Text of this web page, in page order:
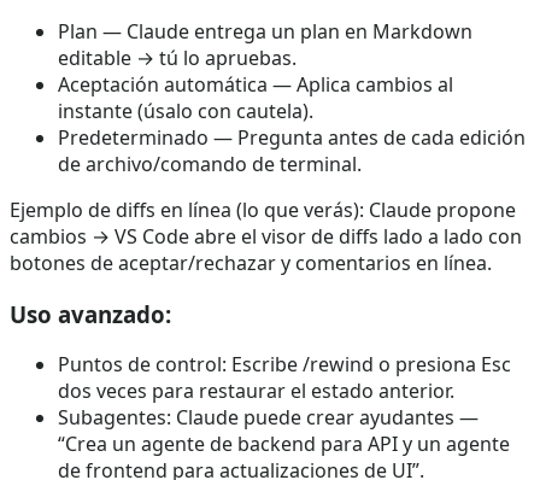
Plan — Claude entrega un plan en Markdown
editable → tú lo apruebas.
Aceptación automática — Aplica cambios al
instante (úsalo con cautela).
Predeterminado — Pregunta antes de cada edición
de archivo/comando de terminal.
Ejemplo de diffs en línea (lo que verás): Claude propone
cambios → VS Code abre el visor de diffs lado a lado con
botones de aceptar/rechazar y comentarios en línea.
Uso avanzado:
Puntos de control: Escribe /rewind o presiona Esc
dos veces para restaurar el estado anterior.
Subagentes: Claude puede crear ayudantes —
“Crea un agente de backend para API y un agente
de frontend para actualizaciones de UI”.